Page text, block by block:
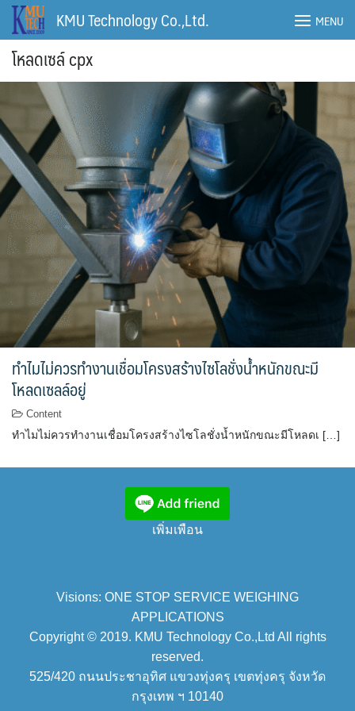
Skip
content
KMU Technology Co.,Ltd. MENU
โหลดเซล์ cpx
ทำไมไม่ควรทำงานเชื่อมโครงสร้างไซโลชั่งน้ำหนักขณะมี
โหลดเซลล์อยู่
Content
ทำไมไม่ควรทำงานเชื่อมโครงสร้างไซโลชั่งน้ำหนักขณะมีโหลดเ […]
เพิ่มเพือน
Visions: ONE STOP SERVICE WEIGHING
APPLICATIONS
Copyright © 2019. KMU Technology Co.,Ltd All rights
reserved.
525/420 ถนนประชาอุทิศ แขวงทุ่งครุ เขตทุ่งครุ จังหวัด
กรุงเทพ ฯ 10140